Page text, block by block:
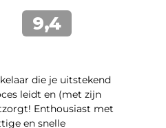
die je uitstekend
leidt en (met zijn
Enthousiast met
en snelle